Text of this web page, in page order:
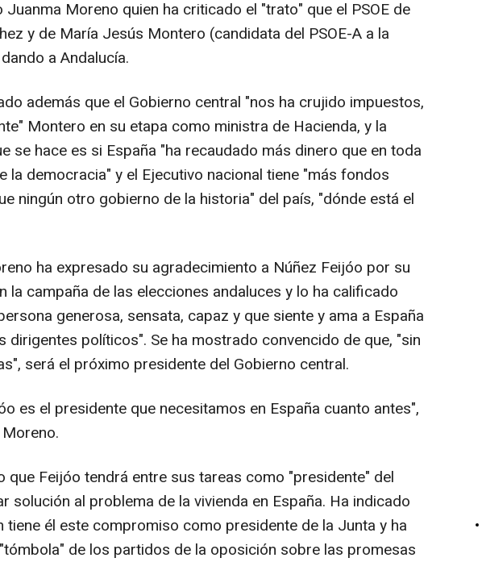
Juanma Moreno quien ha criticado el "trato" que el PSOE de
y de María Jesús Montero (candidata del PSOE-A a la
a Andalucía.
además que el Gobierno central "nos ha crujido impuestos,
Montero en su etapa como ministra de Hacienda, y la
se hace es si España "ha recaudado más dinero que en toda
la democracia" y el Ejecutivo nacional tiene "más fondos
ningún otro gobierno de la historia" del país, "dónde está el
ha expresado su agradecimiento a Núñez Feijóo por su
la campaña de las elecciones andaluces y lo ha calificado
generosa, sensata, capaz y que siente y ama a España
dirigentes políticos". Se ha mostrado convencido de que, "sin
será el próximo presidente del Gobierno central.
es el presidente que necesitamos en España cuanto antes",
que Feijóo tendrá entre sus tareas como "presidente" del
solución al problema de la vivienda en España. Ha indicado
tiene él este compromiso como presidente de la Junta y ha
de los partidos de la oposición sobre las promesas